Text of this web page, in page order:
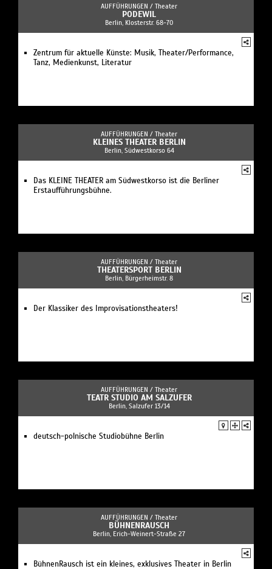
AUFFÜHRUNGEN / Theater
PODEWIL
Berlin, Klosterstr. 68-70
Zentrum für aktuelle Künste: Musik, Theater/Performance,
Tanz, Medienkunst, Literatur
AUFFÜHRUNGEN / Theater
KLEINES THEATER BERLIN
Berlin, Südwestkorso 64
Das KLEINE THEATER am Südwestkorso ist die Berliner
Erstaufführungsbühne.
AUFFÜHRUNGEN / Theater
THEATERSPORT BERLIN
Berlin, Bürgerheimstr. 8
Der Klassiker des Improvisationstheaters!
AUFFÜHRUNGEN / Theater
TEATR STUDIO AM SALZUFER
Berlin, Salzufer 13/14
deutsch-polnische Studiobühne Berlin
AUFFÜHRUNGEN / Theater
BÜHNENRAUSCH
Berlin, Erich-Weinert-Straße 27
BühnenRausch ist ein kleines, exklusives Theater in Berlin